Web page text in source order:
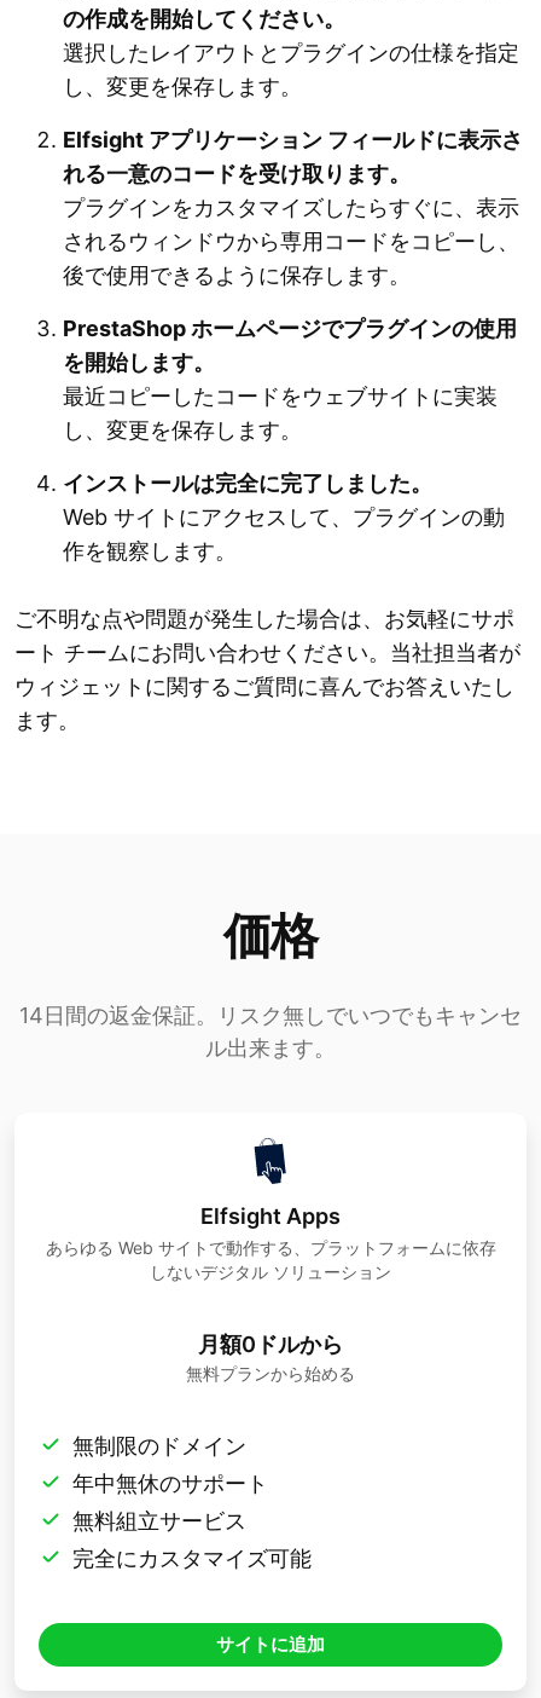
の作成を開始してください。
選択したレイアウトとプラグインの仕様を指定
し、変更を保存します。
Elfsight アプリケーション フィールドに表示さ
れる一意のコードを受け取ります。
プラグインをカスタマイズしたらすぐに、表示
されるウィンドウから専用コードをコピーし、
後で使用できるように保存します。
PrestaShop ホームページでプラグインの使用
を開始します。
最近コピーしたコードをウェブサイトに実装
し、変更を保存します。
インストールは完全に完了しました。
Web サイトにアクセスして、プラグインの動
作を観察します。
ご不明な点や問題が発生した場合は、お気軽にサポ
ート チームにお問い合わせください。当社担当者が
ウィジェットに関するご質問に喜んでお答えいたし
ます。
価格
14日間の返金保証。リスク無しでいつでもキャンセ
ル出来ます。
Elfsight Apps
あらゆる Web サイトで動作する、プラットフォームに依存
しないデジタル ソリューション
月額0ドルから
無料プランから始める
無制限のドメイン
年中無休のサポート
無料組立サービス
完全にカスタマイズ可能
サイトに追加